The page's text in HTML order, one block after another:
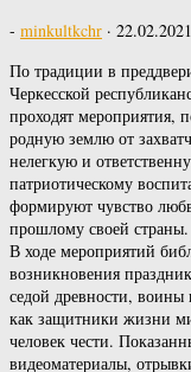
- minkultkchr · 22.02.2021
По традиции в
Черкесской
проходят мероприятия,
родную землю от
нелегкую и
патриотическому
формируют чувство
прошлому своей страны.
В ходе мероприятий
возникновения
седой древности, воины
как защитники жизни
человек чести.
видеоматериалы,